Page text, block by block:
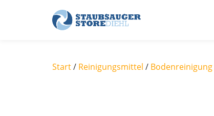
Start/ Reinigungsmittel / Bodenreinigung